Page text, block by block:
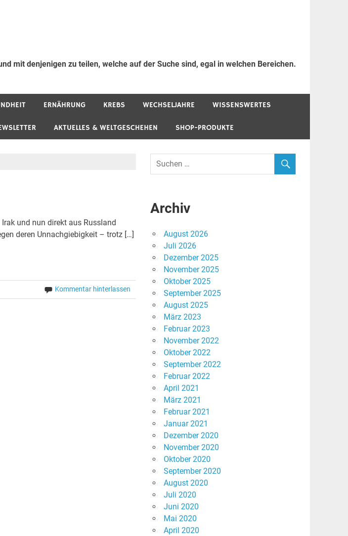
mit denjenigen zu teilen, welche auf der Suche sind, egal in welchen Bereichen.
ERNÄHRUNG KREBS WECHSELJAHRE WISSENSWERTES
AKTUELLES & WELTGESCHEHEN SHOP-PRODUKTE
und nun direkt aus Russland
deren Unnachgiebigkeit – trotz […]
Kommentar hinterlassen
Archiv
August 2026
Juli 2026
Dezember 2025
November 2025
Oktober 2025
September 2025
August 2025
März 2023
Februar 2023
November 2022
Oktober 2022
September 2022
Februar 2022
April 2021
März 2021
Februar 2021
Januar 2021
Dezember 2020
November 2020
Oktober 2020
September 2020
August 2020
Juli 2020
Juni 2020
Mai 2020
April 2020